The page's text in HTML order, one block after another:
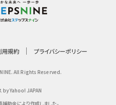
用規約 プライバシーポリシー
All Rights Reserved.
by Yahoo! JAPAN
助金により作成しました。